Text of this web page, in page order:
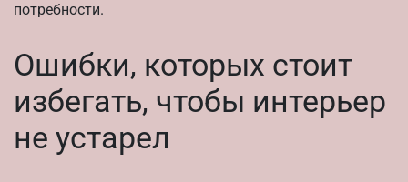
потребности.
Ошибки, которых стоит
избегать, чтобы интерьер
не устарел